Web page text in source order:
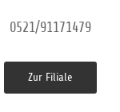
0521/91171479
Zur Filiale